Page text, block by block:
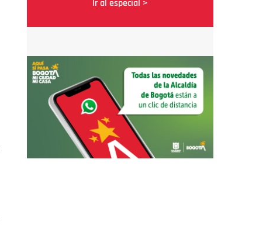
Ir al especial >